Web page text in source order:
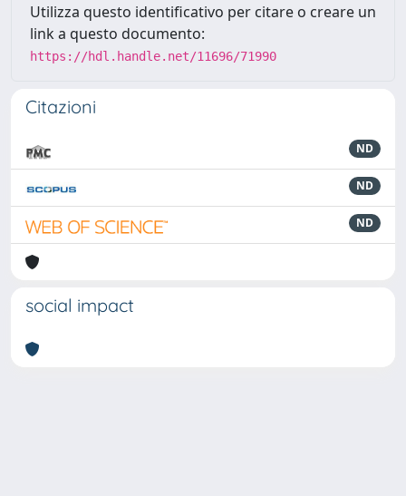
Utilizza questo identificativo per citare o creare un
link a questo documento:
https://hdl.handle.net/11696/71990
Citazioni
ND
ND
ND
social impact